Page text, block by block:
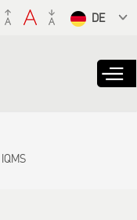
from the
dropdown
to translate
IQMS